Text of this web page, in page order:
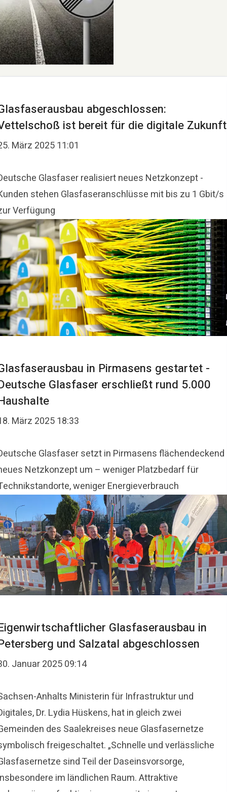
abgeschlossen:
ist bereit für die digitale Zukunft
März 2025 11:01
Glasfaser realisiert neues Netzkonzept -
stehen Glasfaseranschlüsse mit bis zu 1 Gbit/s
Verfügung
in Pirmasens gestartet -
Glasfaser erschließt rund 5.000
März 2025 18:33
Glasfaser setzt in Pirmasens flächendeckend
Netzkonzept um – weniger Platzbedarf für
weniger Energieverbrauch
Glasfaserausbau in
und Salzatal abgeschlossen
Januar 2025 09:14
Anhalts Ministerin für Infrastruktur und
Dr. Lydia Hüskens, hat in gleich zwei
des Saalekreises neue Glasfasernetze
freigeschaltet. „Schnelle und verlässliche
sind Teil der Daseinsvorsorge,
im ländlichen Raum. Attraktive